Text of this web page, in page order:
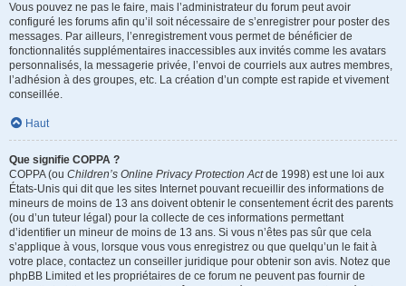
Vous pouvez ne pas le faire, mais l’administrateur du forum peut avoir
configuré les forums afin qu’il soit nécessaire de s’enregistrer pour poster des
messages. Par ailleurs, l’enregistrement vous permet de bénéficier de
fonctionnalités supplémentaires inaccessibles aux invités comme les avatars
personnalisés, la messagerie privée, l’envoi de courriels aux autres membres,
l’adhésion à des groupes, etc. La création d’un compte est rapide et vivement
conseillée.
Haut
Que signifie COPPA ?
COPPA (ou Children’s Online Privacy Protection Actde 1998) est une loi aux
États-Unis qui dit que les sites Internet pouvant recueillir des informations de
mineurs de moins de 13 ans doivent obtenir le consentement écrit des parents
(ou d’un tuteur légal) pour la collecte de ces informations permettant
d’identifier un mineur de moins de 13 ans. Si vous n’êtes pas sûr que cela
s’applique à vous, lorsque vous vous enregistrez ou que quelqu’un le fait à
votre place, contactez un conseiller juridique pour obtenir son avis. Notez que
phpBB Limited et les propriétaires de ce forum ne peuvent pas fournir de